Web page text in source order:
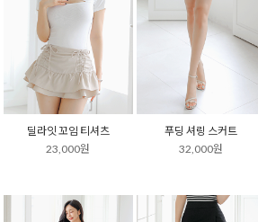
딜라잇 꼬임 티셔츠
23,000원
푸딩 셔링 스커트
32,000원